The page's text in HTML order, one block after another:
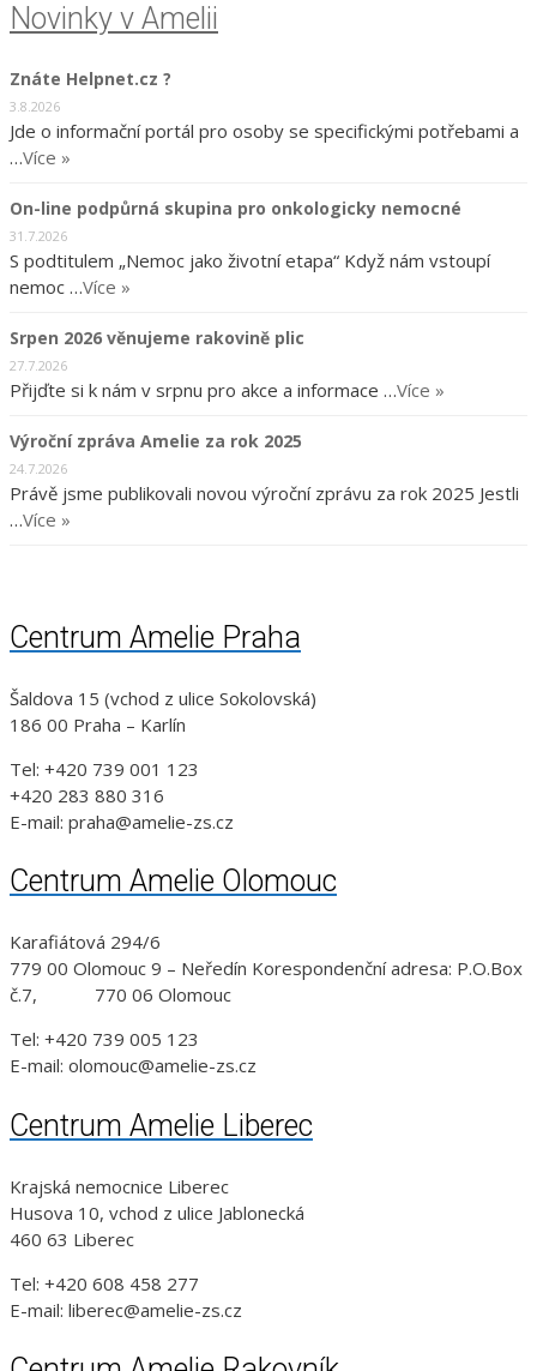
Novinky v Amelii
Znáte Helpnet.cz ?
3.8.2026
Jde o informační portál pro osoby se specifickými potřebami a
…Více »
On-line podpůrná skupina pro onkologicky nemocné
31.7.2026
S podtitulem „Nemoc jako životní etapa“ Když nám vstoupí
nemoc …Více »
Srpen 2026 věnujeme rakovině plic
27.7.2026
Přijďte si k nám v srpnu pro akce a informace …Více »
Výroční zpráva Amelie za rok 2025
24.7.2026
Právě jsme publikovali novou výroční zprávu za rok 2025 Jestli
…Více »
Centrum Amelie Praha
Šaldova 15 (vchod z ulice Sokolovská)
186 00 Praha – Karlín
Tel: +420 739 001 123
+420 283 880 316
E-mail: praha@amelie-zs.cz
Centrum Amelie Olomouc
Karafiátová 294/6
779 00 Olomouc 9 – Neředín Korespondenční adresa: P.O.Box
č.7, 770 06 Olomouc
Tel: +420 739 005 123
E-mail: olomouc@amelie-zs.cz
Centrum Amelie Liberec
Krajská nemocnice Liberec
Husova 10, vchod z ulice Jablonecká
460 63 Liberec
Tel: +420 608 458 277
E-mail: liberec@amelie-zs.cz